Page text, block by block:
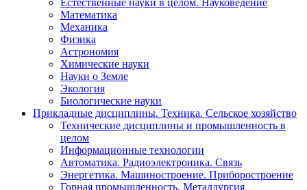
Математика
Механика
Физика
Астрономия
Химические науки
Науки о Земле
Экология
Биологические науки
Прикладные дисциплины. Техника. Сельское хозяйство
Технические дисциплины и промышленность в
целом
Информационные технологии
Автоматика. Радиоэлектроника. Связь
Энергетика. Машиностроение. Приборостроение
Горная промышленность. Металлургия